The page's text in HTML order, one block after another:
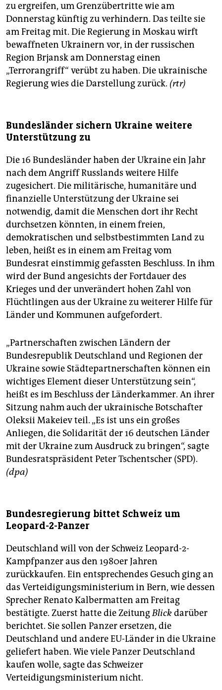
zu ergreifen, um Grenzübertritte wie am
Donnerstag künftig zu verhindern. Das teilte sie
am Freitag mit. Die Regierung in Moskau wirft
bewaffneten Ukrainern vor, in der russischen
Region Brjansk am Donnerstag einen
„Terrorangriff“ verübt zu haben. Die ukrainische
Regierung wies die Darstellung zurück. (rtr)
Bundesländer sichern Ukraine weitere
Unterstützung zu
Die 16 Bundesländer haben der Ukraine ein Jahr
nach dem Angriff Russlands weitere Hilfe
zugesichert. Die militärische, humanitäre und
finanzielle Unterstützung der Ukraine sei
notwendig, damit die Menschen dort ihr Recht
durchsetzen könnten, in einem freien,
demokratischen und selbstbestimmten Land zu
leben, heißt es in einem am Freitag vom
Bundesrat einstimmig gefassten Beschluss. In ihm
wird der Bund angesichts der Fortdauer des
Krieges und der unverändert hohen Zahl von
Flüchtlingen aus der Ukraine zu weiterer Hilfe für
Länder und Kommunen aufgefordert.
„Partnerschaften zwischen Ländern der
Bundesrepublik Deutschland und Regionen der
Ukraine sowie Städtepartnerschaften können ein
wichtiges Element dieser Unterstützung sein“,
heißt es im Beschluss der Länderkammer. An ihrer
Sitzung nahm auch der ukrainische Botschafter
Oleksii Makeiev teil. „Es ist uns ein großes
Anliegen, die Solidarität der 16 deutschen Länder
mit der Ukraine zum Ausdruck zu bringen“, sagte
Bundesratspräsident Peter Tschentscher (SPD).
(dpa)
Bundesregierung bittet Schweiz um
Leopard-2-Panzer
Deutschland will von der Schweiz Leopard-2-
Kampfpanzer aus den 1980er Jahren
zurückkaufen. Ein entsprechendes Gesuch ging an
das Verteidigungsministerium in Bern, wie dessen
Sprecher Renato Kalbermatten am Freitag
bestätigte. Zuerst hatte die ZeitungBlickdarüber
berichtet. Sie sollen Panzer ersetzen, die
Deutschland und andere EU-Länder in die Ukraine
geliefert haben. Wie viele Panzer Deutschland
kaufen wolle, sagte das Schweizer
Verteidigungsministerium nicht.